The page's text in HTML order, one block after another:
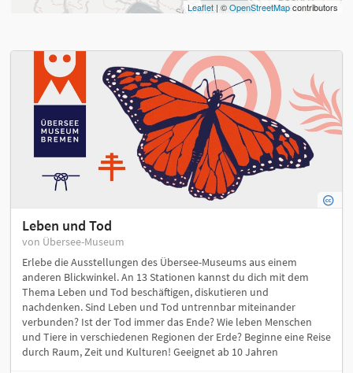
Leaflet | ©OpenStreetMapcontributors
Leben und Tod
von Übersee-Museum
Erlebe die Ausstellungen des Übersee-Museums aus einem
anderen Blickwinkel. An 13 Stationen kannst du dich mit dem
Thema Leben und Tod beschäftigen, diskutieren und
nachdenken. Sind Leben und Tod untrennbar miteinander
verbunden? Ist der Tod immer das Ende? Wie leben Menschen
und Tiere in verschiedenen Regionen der Erde? Beginne eine Reise
durch Raum, Zeit und Kulturen! Geeignet ab 10 Jahren